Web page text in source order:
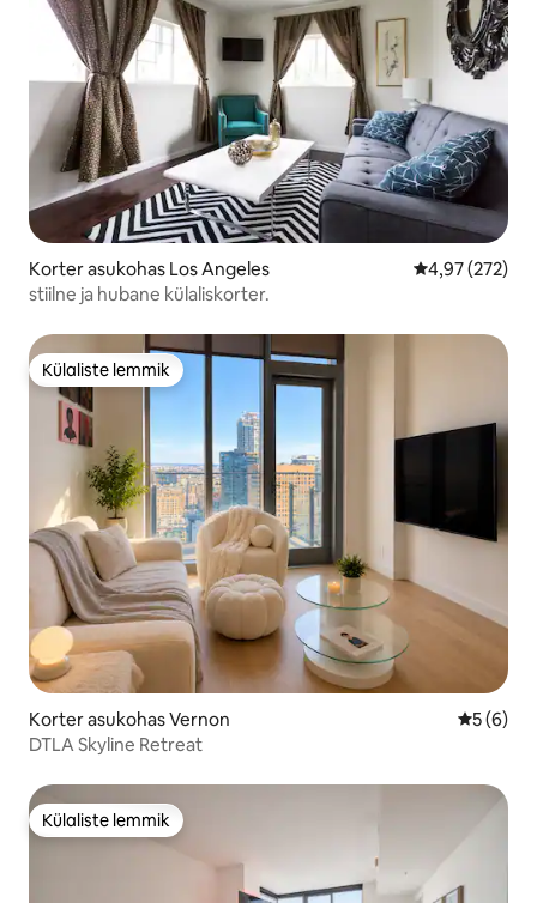
Korter asukohas Los Angeles Keskmine
4,97 (272)
stiilne ja hubane külaliskorter.
Külaliste lemmik
Külaliste lemmik
Korter asukohas Vernon
5 (6)
DTLA Skyline Retreat
Külaliste lemmik
Külaliste lemmik